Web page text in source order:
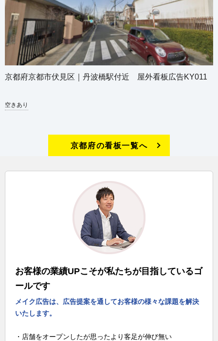
京都府京都市伏見区｜丹波橋駅付近 屋外看板広告KY011
空きあり
京都府の看板一覧へ
お客様の業績UPこそが私たちが目指しているゴ
ールです
メイク広告は、広告提案を通してお客様の様々な課題を解決
いたします。
・店舗をオープンしたが思ったより客足が伸び無い